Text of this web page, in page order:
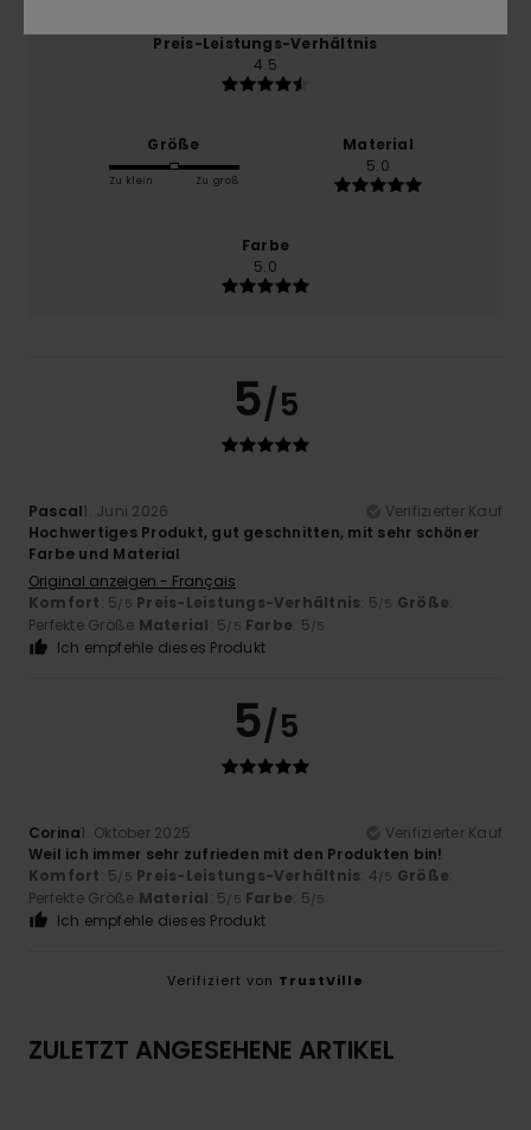
Preis-Leistungs-Verhältnis
4.5
Größe
Zu klein Zu groß
Material
5.0
Farbe
5.0
5/5
Pascal1. Juni 2026
Verifizierter Kauf
Hochwertiges Produkt, gut geschnitten, mit sehr schöner
Farbe und Material
Original anzeigen - Français
Komfort: 5/5 Preis-Leistungs-Verhältnis: 5/5 Größe:
Perfekte Größe Material: 5/5 Farbe: 5/5
Ich empfehle dieses Produkt
5/5
Corina1. Oktober 2025
Verifizierter Kauf
Weil ich immer sehr zufrieden mit den Produkten bin!
Komfort: 5/5 Preis-Leistungs-Verhältnis: 4/5 Größe:
Perfekte Größe Material: 5/5 Farbe: 5/5
Ich empfehle dieses Produkt
Verifiziert von TrustVille
ZULETZT ANGESEHENE ARTIKEL